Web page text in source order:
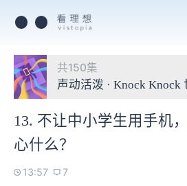
共150集
声动活泼 · Knock Knock
13. 不让中小学生用手机
心什么？
13:57 7